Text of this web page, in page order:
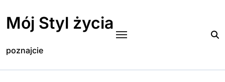
content
Mój Styl życia
poznajcie